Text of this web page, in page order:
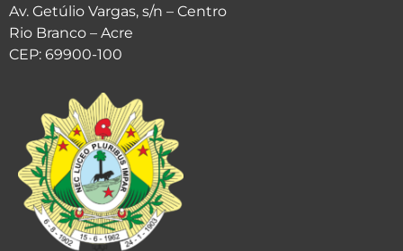
Av. Getúlio Vargas, s/n – Centro
Rio Branco – Acre
CEP: 69900-100